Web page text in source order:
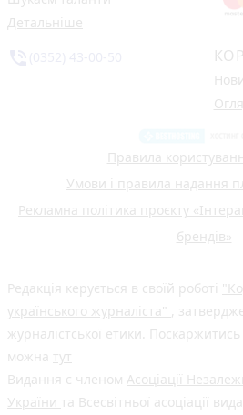
Детальніше
Правила
Умови і правила надання
Рекламна політика проєкту
брендів»
Редакція керується в своїй роботі
українського журналіста" ,
журналістської етики. Поскаржитись
можна тут
Видання є членом Асоціації
України та Всесвітньої асоціації